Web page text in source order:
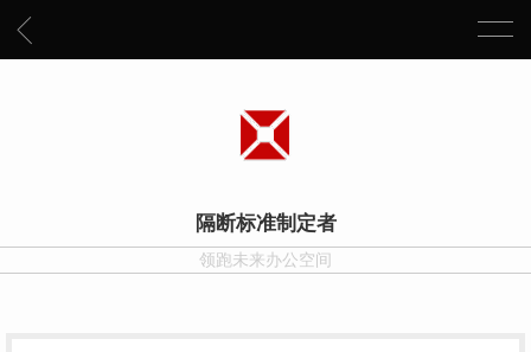
隔断标准制定者
领跑未来办公空间